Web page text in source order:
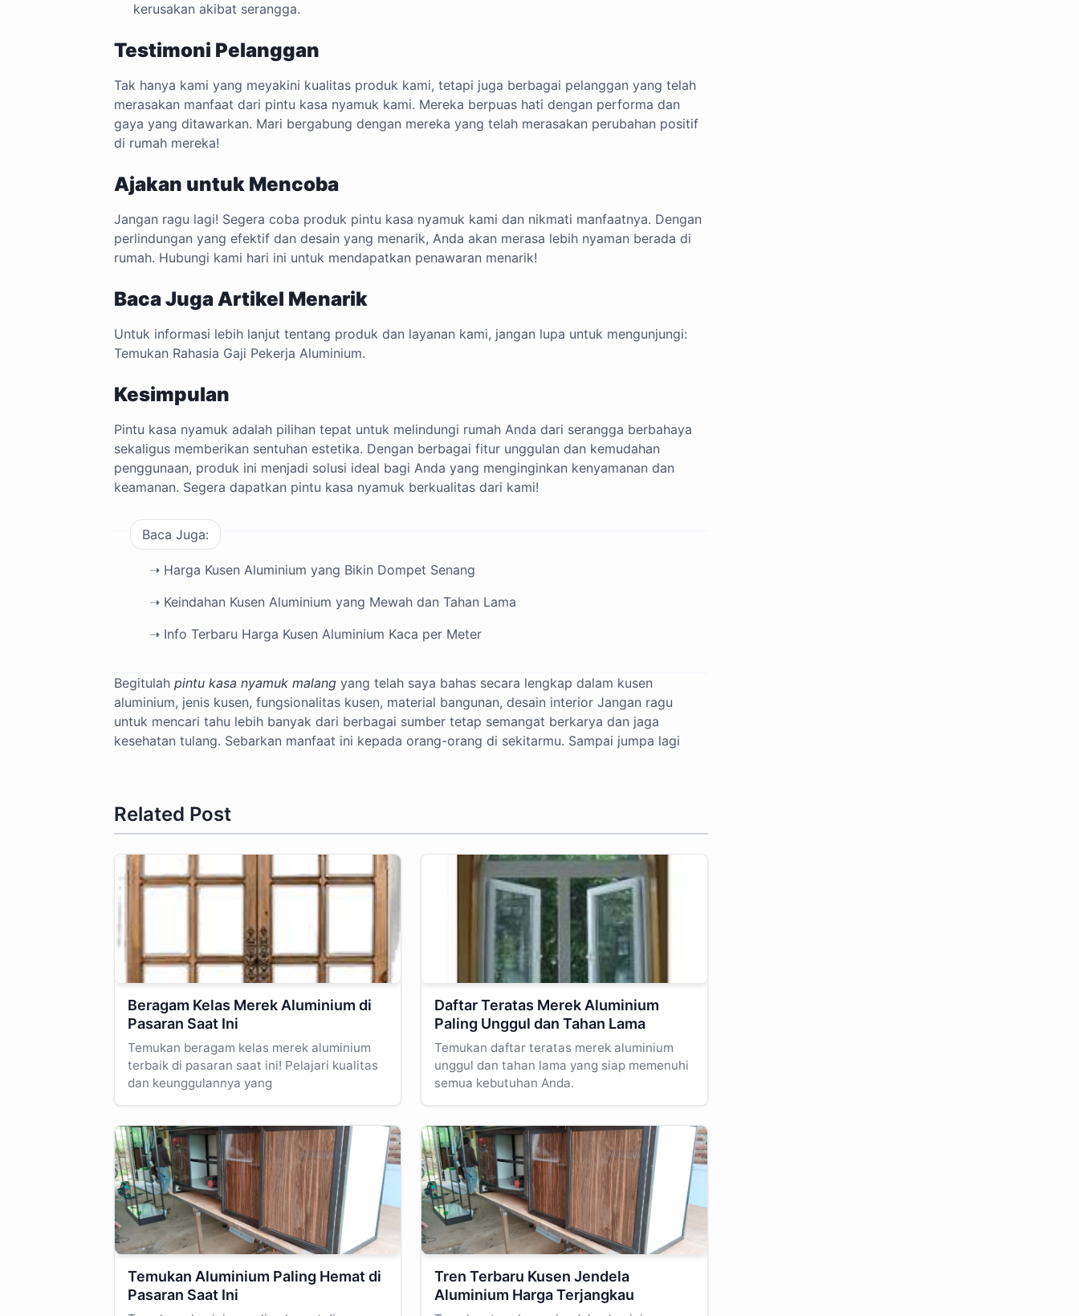
kerusakan akibat serangga.
Testimoni Pelanggan
Tak hanya kami yang meyakini kualitas produk kami, tetapi juga berbagai pelanggan yang telah
merasakan manfaat dari pintu kasa nyamuk kami. Mereka berpuas hati dengan performa dan
gaya yang ditawarkan. Mari bergabung dengan mereka yang telah merasakan perubahan positif
di rumah mereka!
Ajakan untuk Mencoba
Jangan ragu lagi! Segera coba produk pintu kasa nyamuk kami dan nikmati manfaatnya. Dengan
perlindungan yang efektif dan desain yang menarik, Anda akan merasa lebih nyaman berada di
rumah. Hubungi kami hari ini untuk mendapatkan penawaran menarik!
Baca Juga Artikel Menarik
Untuk informasi lebih lanjut tentang produk dan layanan kami, jangan lupa untuk mengunjungi:
Temukan Rahasia Gaji Pekerja Aluminium.
Kesimpulan
Pintu kasa nyamuk adalah pilihan tepat untuk melindungi rumah Anda dari serangga berbahaya
sekaligus memberikan sentuhan estetika. Dengan berbagai fitur unggulan dan kemudahan
penggunaan, produk ini menjadi solusi ideal bagi Anda yang menginginkan kenyamanan dan
keamanan. Segera dapatkan pintu kasa nyamuk berkualitas dari kami!
Baca Juga:
➝ Harga Kusen Aluminium yang Bikin Dompet Senang
➝ Keindahan Kusen Aluminium yang Mewah dan Tahan Lama
➝ Info Terbaru Harga Kusen Aluminium Kaca per Meter
Begitulah pintu kasa nyamuk malang yang telah saya bahas secara lengkap dalam kusen
aluminium, jenis kusen, fungsionalitas kusen, material bangunan, desain interior Jangan ragu
untuk mencari tahu lebih banyak dari berbagai sumber tetap semangat berkarya dan jaga
kesehatan tulang. Sebarkan manfaat ini kepada orang-orang di sekitarmu. Sampai jumpa lagi
Related Post
Beragam Kelas Merek Aluminium di
Pasaran Saat Ini
Temukan beragam kelas merek aluminium
terbaik di pasaran saat ini! Pelajari kualitas
dan keunggulannya yang
Daftar Teratas Merek Aluminium
Paling Unggul dan Tahan Lama
Temukan daftar teratas merek aluminium
unggul dan tahan lama yang siap memenuhi
semua kebutuhan Anda.
Temukan Aluminium Paling Hemat di
Pasaran Saat Ini
Tren Terbaru Kusen Jendela
Aluminium Harga Terjangkau